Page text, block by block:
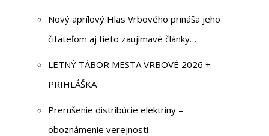
Nový aprílový Hlas Vrbového prináša jeho
čitateľom aj tieto zaujímavé články…
LETNÝ TÁBOR MESTA VRBOVÉ 2026 +
PRIHLÁŠKA
Prerušenie distribúcie elektriny –
oboznámenie verejnosti